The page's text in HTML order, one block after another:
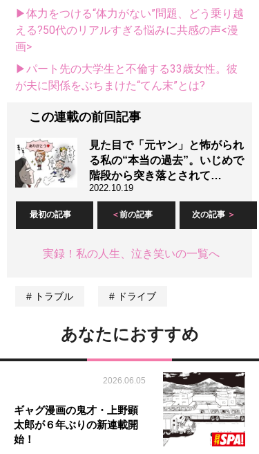
▶体力をつける“体力がない”問題、どう乗り越
える?50代のリアルすぎる悩みに共感の声<漫
画>
▶パート先の大学生と不倫する33歳女性。彼
が夫に関係をぶちまけた“てん末”とは?
この連載の前回記事
見た目で「元ヤン」と怖がられ
る私の“本当の過去”。いじめで
階段から突き落とされて…
2022.10.19
最初の記事 前の記事 次の記事
実録！私の人生、泣き笑いの一覧へ
トラブル ドライブ
あなたにおすすめ
2026.06.05
ギャグ漫画の鬼才・上野顕
太郎が６年ぶりの新連載開
始！